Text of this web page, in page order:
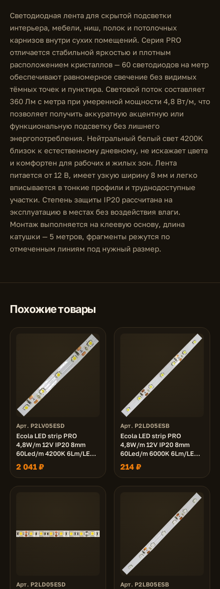
Светодиодная лента для скрытой подсветки
интерьера, мебели, ниш, полок и потолочных
карнизов внутри сухих помещений. Серия PRO
отличается стабильной яркостью и плотным
расположением кристаллов — 60 светодиодов на метр
обеспечивают равномерное свечение без видимых
тёмных точек и пунктира. Световой поток составляет
360 Лм с метра при умеренной мощности 4,8 Вт/м, что
позволяет получить аккуратную акцентную или
функциональную подсветку без лишнего
энергопотребления. Нейтральный белый свет 4200K
близок к естественному дневному, не искажает цвета
и комфортен для рабочих и жилых зон. Лента
питается от 12 В, имеет узкую ширину 8 мм и легко
вписывается в тонкие профили и труднодоступные
участки. Степень защиты IP20 рассчитана на
эксплуатацию в местах без воздействия влаги.
Монтаж выполняется на клеевую основу, длина
катушки — 5 метров, фрагменты режутся по
отмеченным линиям под нужный размер.
Похожие товары
Арт. P2LV05ESD
Ecola LED strip PRO
4,8W/m 12V IP20 8mm
60Led/m 4200K 6Lm/LED
360Lm/m светодиодная
лента на катушке 50м.
2 041 ₽
Арт. P2LD05ESB
Ecola LED strip PRO
4,8W/m 12V IP20 8mm
60Led/m 6000K 6Lm/LED
360Lm/m светодиодная
лента на катушке 5м.
214 ₽
Арт. P2LD05ESD Арт. P2LB05ESB